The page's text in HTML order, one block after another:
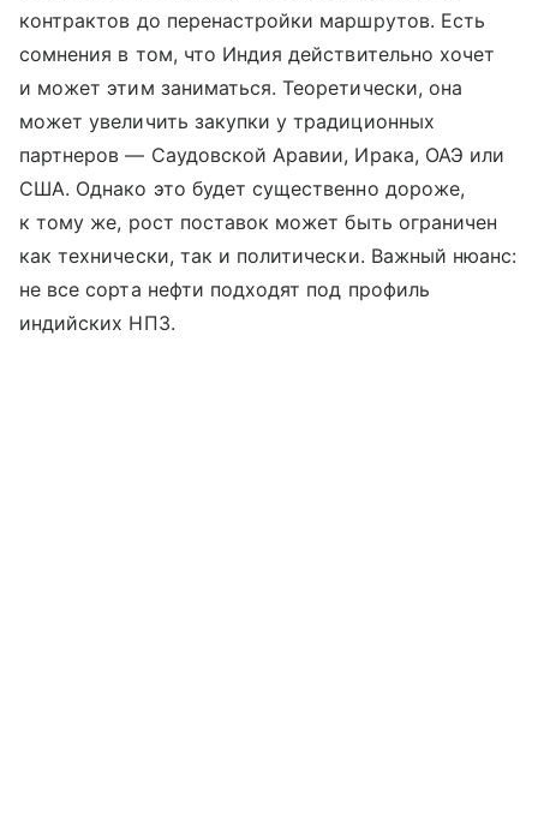
контрактов до перенастройки маршрутов. Есть
сомнения в том, что Индия действительно хочет
и может этим заниматься. Теоретически, она
может увеличить закупки у традиционных
партнеров — Саудовской Аравии, Ирака, ОАЭ или
США. Однако это будет существенно дороже,
к тому же, рост поставок может быть ограничен
как технически, так и политически. Важный нюанс:
не все сорта нефти подходят под профиль
индийских НПЗ.